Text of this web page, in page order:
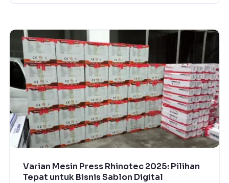
Spesifikasi Lengkap Rhinotec RT CUT 1830
H2